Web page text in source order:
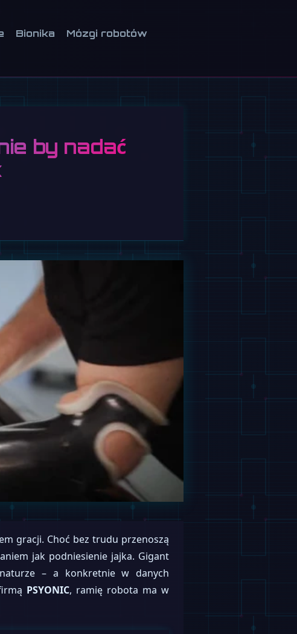
Bionika Mózgi robotów
by nadać
gracji. Choć bez trudu przenoszą
jak podniesienie jajka. Gigant
– a konkretnie w danych
PSYONIC, ramię robota ma w